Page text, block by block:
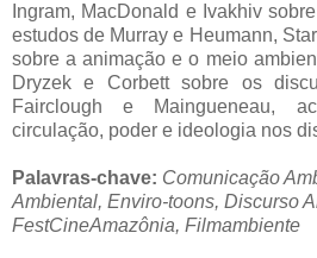
Ingram, MacDonald e Ivakhiv
estudos de Murray e Heumann,
sobre a animação e o meio
Dryzek e Corbett sobre os
Fairclough e Maingueneau,
circulação, poder e ideologia nos
Palavras-chave: Comunicação
Ambiental, Enviro-toons, Discurso
FestCineAmazônia, Filmambiente